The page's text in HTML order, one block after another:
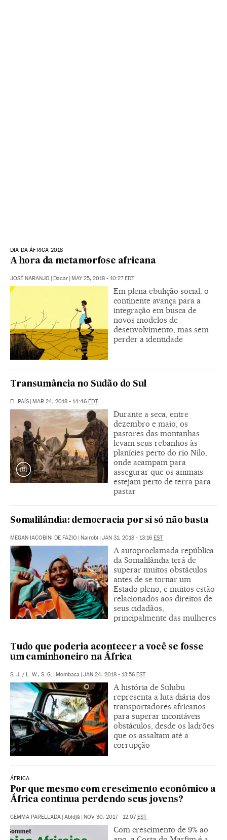
DIA DA ÁFRICA 2018
A hora da metamorfose africana
JOSÉ NARANJO | Dacar | MAY 25, 2018 - 10:27EDT
Em plena ebulição social, o
continente avança para a
integração em busca de
novos modelos de
desenvolvimento, mas sem
perder a identidade
Transumância no Sudão do Sul
EL PAÍS | MAR 24, 2018 - 14:46 EDT
Durante a seca, entre
dezembro e maio, os
pastores das montanhas
levam seus rebanhos às
planícies perto do rio Nilo,
onde acampam para
assegurar que os animais
estejam perto de terra para
pastar
Somalilândia: democracia por si só não basta
MEGAN IACOBINI DE FAZIO | Nairobi | JAN 31, 2018 - 13:16 EST
A autoproclamada república
da Somalilândia terá de
superar muitos obstáculos
antes de se tornar um
Estado pleno, e muitos estão
relacionados aos direitos de
seus cidadãos,
principalmente das mulheres
Tudo que poderia acontecer a você se fosse
um caminhoneiro na África
S. J. / L. W., S. G. | Mombasa | JAN 24, 2018 - 13:56 EST
A história de Sulubu
representa a luta diária dos
transportadores africanos
para superar incontáveis
obstáculos, desde os ladrões
que os assaltam até a
corrupção
ÁFRICA
Por que mesmo com crescimento econômico a
África continua perdendo seus jovens?
GEMMA PARELLADA | Abidjã | NOV 30, 2017 - 12:07EST
Com crescimento de 9% ao